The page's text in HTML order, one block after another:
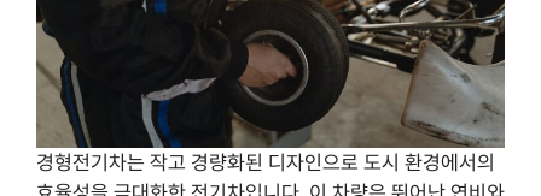
경형전기차는 작고 경량화된 디자인으로 도시 환경에서의